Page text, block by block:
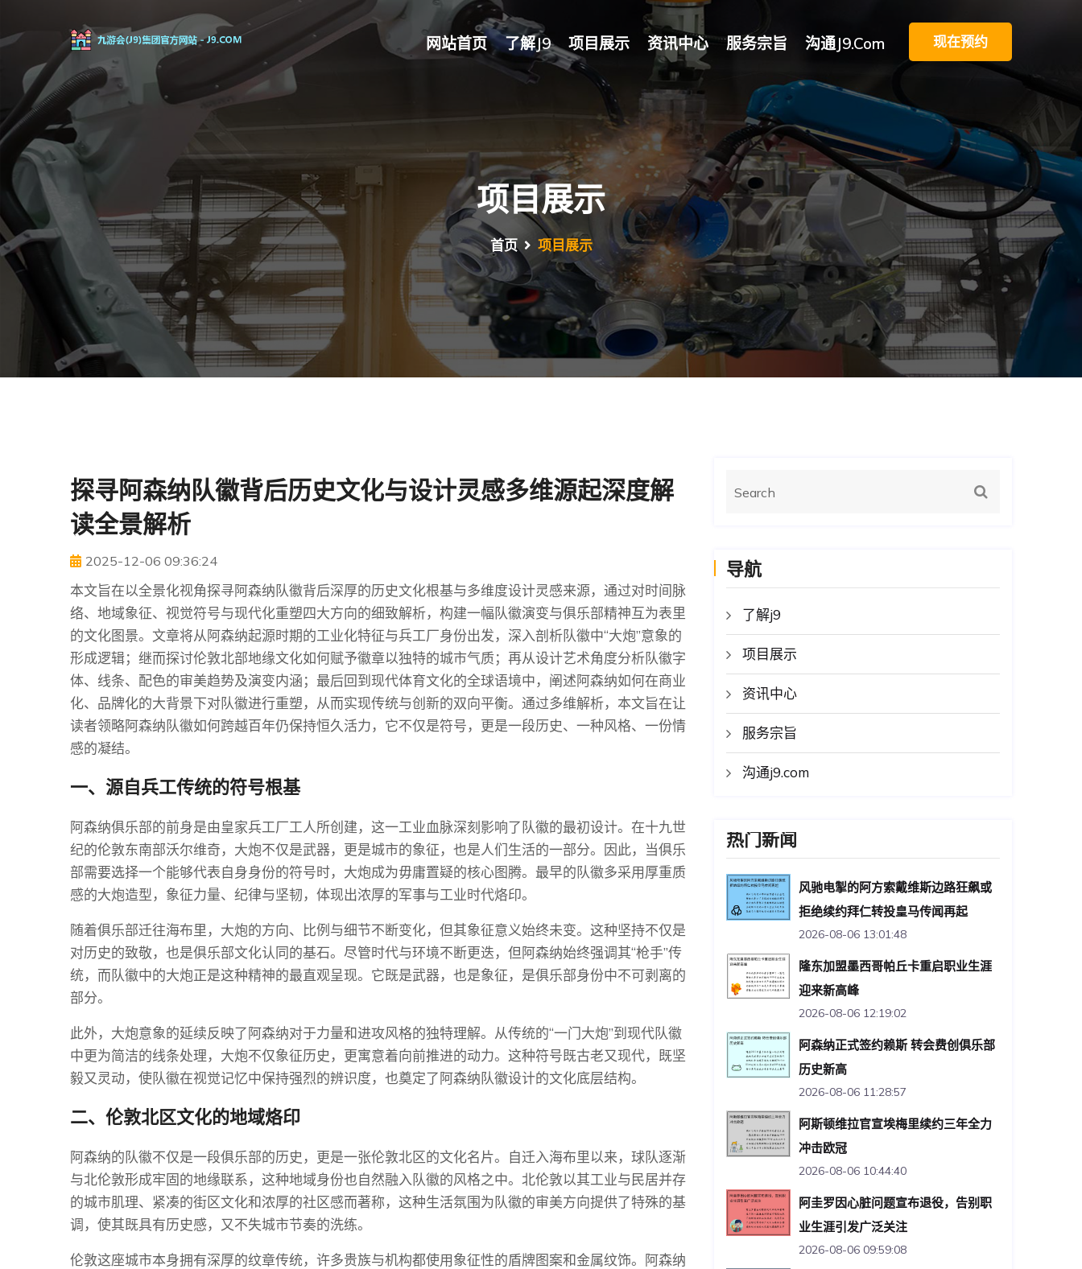
网站首页 了解j9 项目展示 资讯中心 服务宗旨 沟通j9.com 现在预约
项目展示
首页 项目展示
探寻阿森纳队徽背后历史文化与设计灵感多维源起深度解
读全景解析
2025-12-06 09:36:24
本文旨在以全景化视角探寻阿森纳队徽背后深厚的历史文化根基与多维度设计灵感来源，通过对时间脉
络、地域象征、视觉符号与现代化重塑四大方向的细致解析，构建一幅队徽演变与俱乐部精神互为表里
的文化图景。文章将从阿森纳起源时期的工业化特征与兵工厂身份出发，深入剖析队徽中“大炮”意象的
形成逻辑；继而探讨伦敦北部地缘文化如何赋予徽章以独特的城市气质；再从设计艺术角度分析队徽字
体、线条、配色的审美趋势及演变内涵；最后回到现代体育文化的全球语境中，阐述阿森纳如何在商业
化、品牌化的大背景下对队徽进行重塑，从而实现传统与创新的双向平衡。通过多维解析，本文旨在让
读者领略阿森纳队徽如何跨越百年仍保持恒久活力，它不仅是符号，更是一段历史、一种风格、一份情
感的凝结。
一、源自兵工传统的符号根基
阿森纳俱乐部的前身是由皇家兵工厂工人所创建，这一工业血脉深刻影响了队徽的最初设计。在十九世
纪的伦敦东南部沃尔维奇，大炮不仅是武器，更是城市的象征，也是人们生活的一部分。因此，当俱乐
部需要选择一个能够代表自身身份的符号时，大炮成为毋庸置疑的核心图腾。最早的队徽多采用厚重质
感的大炮造型，象征力量、纪律与坚韧，体现出浓厚的军事与工业时代烙印。
随着俱乐部迁往海布里，大炮的方向、比例与细节不断变化，但其象征意义始终未变。这种坚持不仅是
对历史的致敬，也是俱乐部文化认同的基石。尽管时代与环境不断更迭，但阿森纳始终强调其“枪手”传
统，而队徽中的大炮正是这种精神的最直观呈现。它既是武器，也是象征，是俱乐部身份中不可剥离的
部分。
此外，大炮意象的延续反映了阿森纳对于力量和进攻风格的独特理解。从传统的“一门大炮”到现代队徽
中更为简洁的线条处理，大炮不仅象征历史，更寓意着向前推进的动力。这种符号既古老又现代，既坚
毅又灵动，使队徽在视觉记忆中保持强烈的辨识度，也奠定了阿森纳队徽设计的文化底层结构。
二、伦敦北区文化的地域烙印
阿森纳的队徽不仅是一段俱乐部的历史，更是一张伦敦北区的文化名片。自迁入海布里以来，球队逐渐
与北伦敦形成牢固的地缘联系，这种地域身份也自然融入队徽的风格之中。北伦敦以其工业与民居并存
的城市肌理、紧凑的街区文化和浓厚的社区感而著称，这种生活氛围为队徽的审美方向提供了特殊的基
调，使其既具有历史感，又不失城市节奏的洗练。
伦敦这座城市本身拥有深厚的纹章传统，许多贵族与机构都使用象征性的盾牌图案和金属纹饰。阿森纳
导航
了解j9
项目展示
资讯中心
服务宗旨
沟通j9.com
热门新闻
风驰电掣的阿方索戴维斯边路狂飙或
拒绝续约拜仁转投皇马传闻再起
2026-08-06 13:01:48
隆东加盟墨西哥帕丘卡重启职业生涯
迎来新高峰
2026-08-06 12:19:02
阿森纳正式签约赖斯 转会费创俱乐部
历史新高
2026-08-06 11:28:57
阿斯顿维拉官宣埃梅里续约三年全力
冲击欧冠
2026-08-06 10:44:40
阿圭罗因心脏问题宣布退役，告别职
业生涯引发广泛关注
2026-08-06 09:59:08